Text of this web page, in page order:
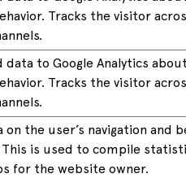
Tracks the visitor
data to Google Analytics
Tracks the visitor
the user’s navigation and
is used to compile
for the website owner.